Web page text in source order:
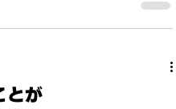
献げても、そ
ました。特に離婚については、
、｢男性は好きな時に、好きな
はそれを正し、結婚につい
。それには弟子たちでさえ、
とが